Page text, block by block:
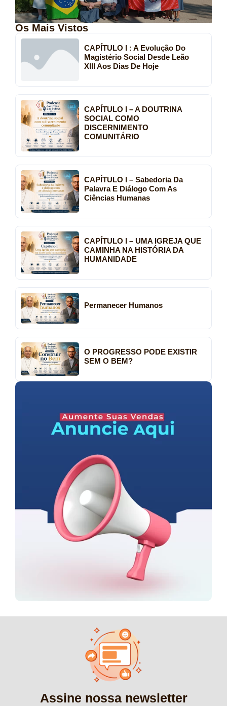
Os Mais Vistos
CAPÍTULO I : A Evolução Do
Magistério Social Desde Leão
XIII Aos Dias De Hoje
CAPÍTULO I – A DOUTRINA
SOCIAL COMO
DISCERNIMENTO
COMUNITÁRIO
CAPÍTULO I – Sabedoria Da
Palavra E Diálogo Com As
Ciências Humanas
CAPÍTULO I – UMA IGREJA QUE
CAMINHA NA HISTÓRIA DA
HUMANIDADE
Permanecer Humanos
O PROGRESSO PODE EXISTIR
SEM O BEM?
Assine nossa newsletter